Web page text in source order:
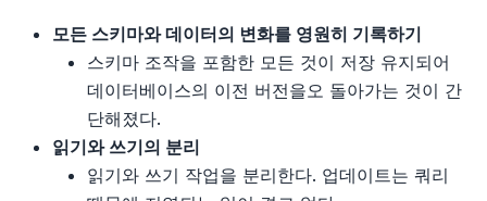
모든 스키마와 데이터의 변화를 영원히 기록하기
스키마 조작을 포함한 모든 것이 저장 유지되어
데이터베이스의 이전 버전을오 돌아가는 것이 간
단해졌다.
읽기와 쓰기의 분리
읽기와 쓰기 작업을 분리한다. 업데이트는 쿼리